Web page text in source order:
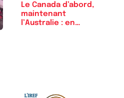
Le Canada d’abord,
maintenant
l’Australie : en…